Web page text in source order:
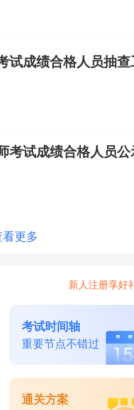
试成绩合格人员抽查
考试成绩合格人员公
看更多
新人注册享好
考试时间轴
重要节点不错过
通关方案